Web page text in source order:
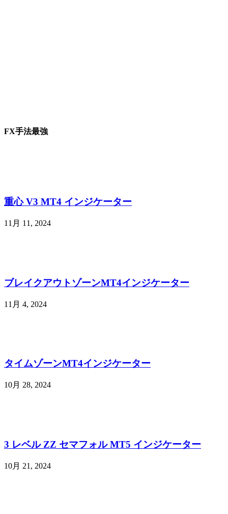
FX手法最強
重心 V3 MT4 インジケーター
11月 11, 2024
ブレイクアウトゾーンMT4インジケーター
11月 4, 2024
タイムゾーンMT4インジケーター
10月 28, 2024
3 レベル ZZ セマフォル MT5 インジケーター
10月 21, 2024